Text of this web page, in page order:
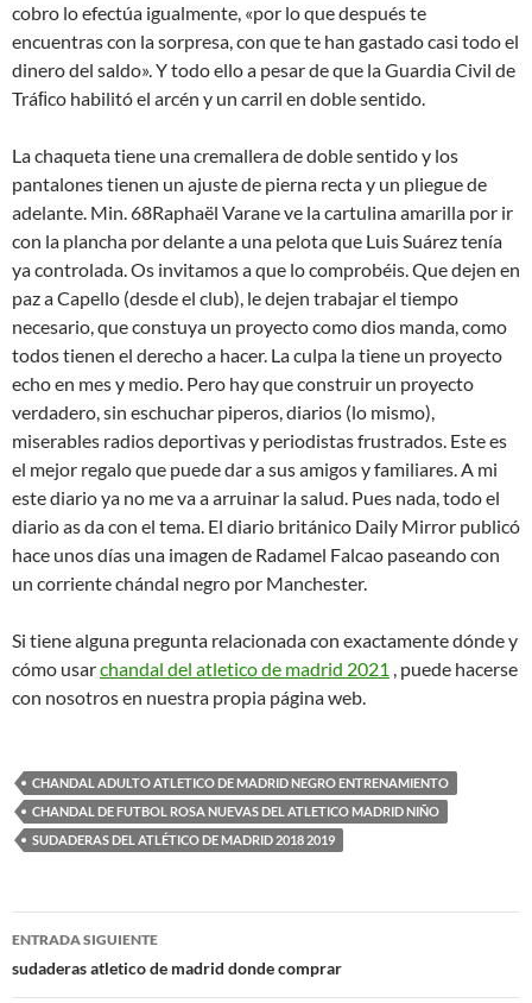
cobro lo efectúa igualmente, «por lo que después te
encuentras con la sorpresa, con que te han gastado casi todo el
dinero del saldo». Y todo ello a pesar de que la Guardia Civil de
Tráﬁco habilitó el arcén y un carril en doble sentido.
La chaqueta tiene una cremallera de doble sentido y los
pantalones tienen un ajuste de pierna recta y un pliegue de
adelante. Min. 68Raphaël Varane ve la cartulina amarilla por ir
con la plancha por delante a una pelota que Luis Suárez tenía
ya controlada. Os invitamos a que lo comprobéis. Que dejen en
paz a Capello (desde el club), le dejen trabajar el tiempo
necesario, que constuya un proyecto como dios manda, como
todos tienen el derecho a hacer. La culpa la tiene un proyecto
echo en mes y medio. Pero hay que construir un proyecto
verdadero, sin eschuchar piperos, diarios (lo mismo),
miserables radios deportivas y periodistas frustrados. Este es
el mejor regalo que puede dar a sus amigos y familiares. A mi
este diario ya no me va a arruinar la salud. Pues nada, todo el
diario as da con el tema. El diario británico Daily Mirror publicó
hace unos días una imagen de Radamel Falcao paseando con
un corriente chándal negro por Manchester.
Si tiene alguna pregunta relacionada con exactamente dónde y
cómo usarchandal del atletico de madrid 2021 , puede hacerse
con nosotros en nuestra propia página web.
CHANDAL ADULTO ATLETICO DE MADRID NEGRO ENTRENAMIENTO
CHANDAL DE FUTBOL ROSA NUEVAS DEL ATLETICO MADRID NIÑO
SUDADERAS DEL ATLÉTICO DE MADRID 2018 2019
Navegación
de
ENTRADA SIGUIENTE
sudaderas atletico de madrid donde comprar